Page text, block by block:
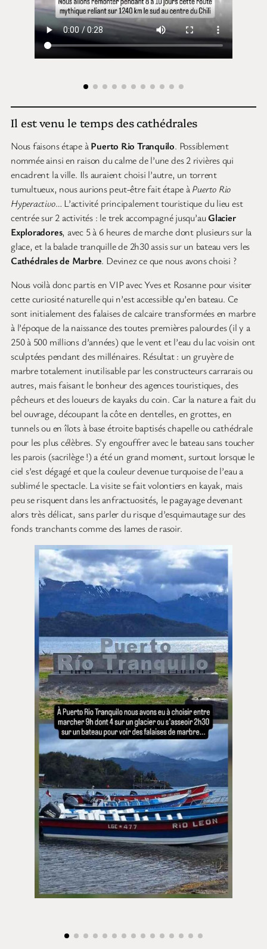
Il est venu le temps des cathédrales
Nous faisons étape àPuerto Rio Tranquilo. Possiblement
nommée ainsi en raison du calme de l’une des 2 rivières qui
encadrent la ville. Ils auraient choisi l’autre, un torrent
tumultueux, nous aurions peut-être fait étape àPuerto Rio
Hyperactivo… L’activité principalement touristique du lieu est
centrée sur 2 activités : le trek accompagné jusqu’auGlacier
Exploradores, avec 5 à 6 heures de marche dont plusieurs sur la
glace, et la balade tranquille de 2h30 assis sur un bateau vers les
Cathédrales de Marbre. Devinez ce que nous avons choisi ?
Nous voilà donc partis en VIP avec Yves et Rosanne pour visiter
cette curiosité naturelle qui n’est accessible qu’en bateau. Ce
sont initialement des falaises de calcaire transformées en marbre
à l’époque de la naissance des toutes premières palourdes (il y a
250 à 500 millions d’années) que le vent et l’eau du lac voisin ont
sculptées pendant des millénaires. Résultat : un gruyère de
marbre totalement inutilisable par les constructeurs carrarais ou
autres, mais faisant le bonheur des agences touristiques, des
pêcheurs et des loueurs de kayaks du coin. Car la nature a fait du
bel ouvrage, découpant la côte en dentelles, en grottes, en
tunnels ou en îlots à base étroite baptisés chapelle ou cathédrale
pour les plus célèbres. S’y engouffrer avec le bateau sans toucher
les parois (sacrilège !) a été un grand moment, surtout lorsque le
ciel s’est dégagé et que la couleur devenue turquoise de l’eau a
sublimé le spectacle. La visite se fait volontiers en kayak, mais
peu se risquent dans les anfractuosités, le pagayage devenant
alors très délicat, sans parler du risque d’esquimautage sur des
fonds tranchants comme des lames de rasoir.